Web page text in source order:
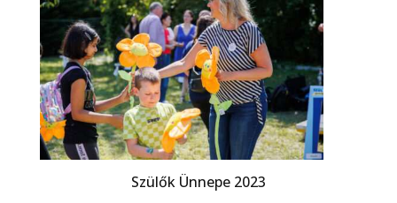
Szülők Ünnepe 2023